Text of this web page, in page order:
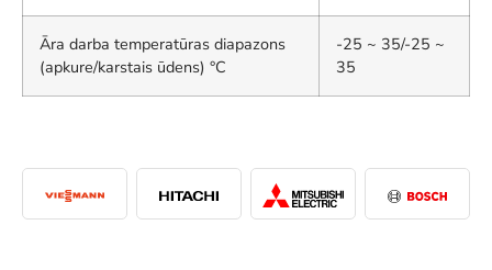
Āra darba temperatūras diapazons
(apkure/karstais ūdens) °C
-25 ~ 35/-25 ~
35